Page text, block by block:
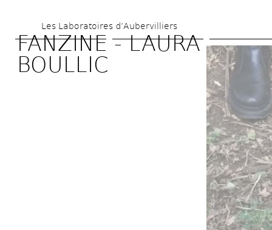
to
main
content
Les Laboratoires d’Aubervilliers
FANZINE - LAURA
BOULLIC